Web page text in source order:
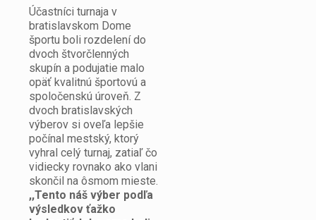
Účastníci turnaja v
bratislavskom Dome
športu boli rozdelení do
dvoch štvorčlenných
skupín a podujatie malo
opäť kvalitnú športovú a
spoločenskú úroveň. Z
dvoch bratislavských
výberov si oveľa lepšie
počínal mestský, ktorý
vyhral celý turnaj, zatiaľ čo
vidiecky rovnako ako vlani
skončil na ôsmom mieste.
,,Tento náš výber podľa
výsledkov ťažko